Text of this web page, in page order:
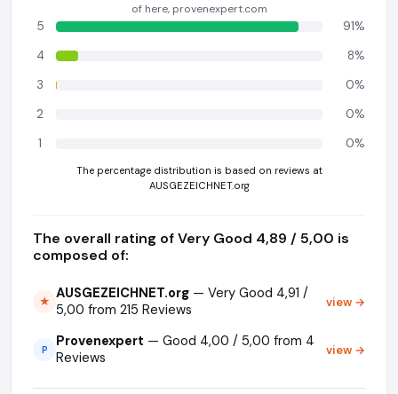
of here, provenexpert.com
5
91%
4
8%
3
0%
2
0%
1
0%
The percentage distribution is based on reviews at
AUSGEZEICHNET.org
The overall rating of Very Good 4,89 / 5,00 is
composed of:
★ AUSGEZEICHNET.org — Very Good 4,91 /
5,00 from 215 Reviews
view →
P Provenexpert — Good 4,00 / 5,00 from 4
Reviews
view →